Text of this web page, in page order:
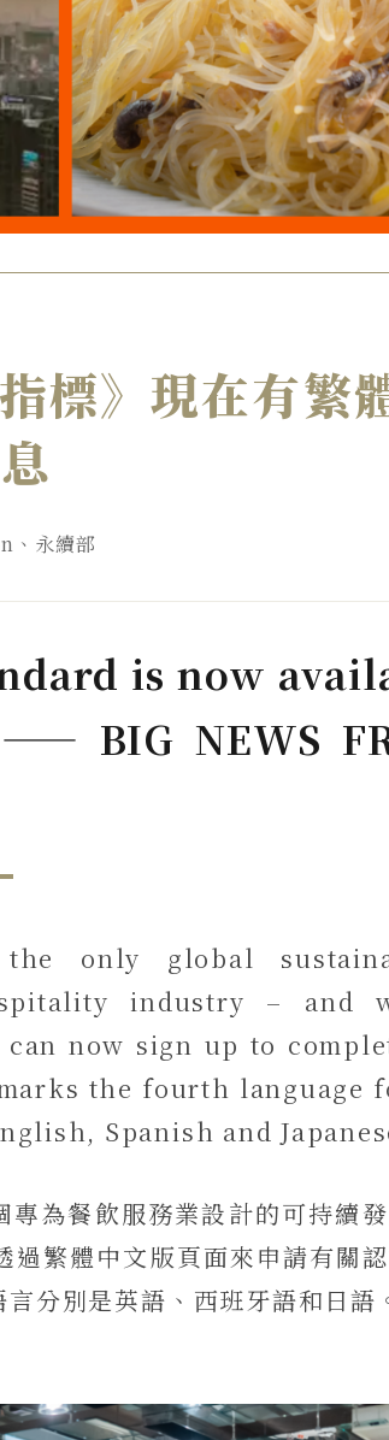
標》現在有繁
永續部
is now
BIG NEWS
the only global
industry – and
now sign up to
the fourth language
Spanish and
為餐飲服務業設計的可持續
繁體中文版頁面來申請有關
分別是英語、西班牙語和日語